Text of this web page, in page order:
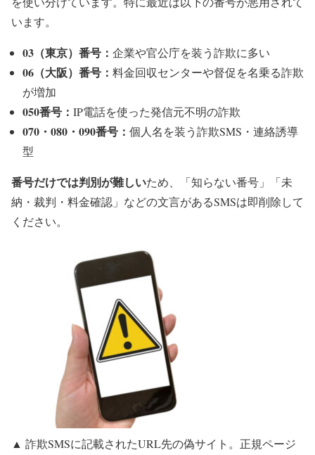
います。
03（東京）番号： 企業や官公庁を装う詐欺に多い
06（大阪）番号： 料金回収センターや督促を名乗る詐欺
が増加
050番号： IP電話を使った発信元不明の詐欺
070・080・090番号： 個人名を装う詐欺SMS・連絡誘導
型
番号だけでは判別が難しいため、「知らない番号」「未
納・裁判・料金確認」などの文言があるSMSは即削除して
ください。
▲ 詐欺SMSに記載されたURL先の偽サイト。正規ページ